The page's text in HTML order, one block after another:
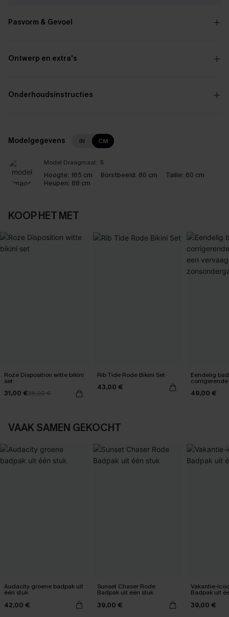
Pasvorm & Gevoel
Ontwerp en extra's
Onderhoudsinstructies
Modelgegevens IN CM
Model Draagmaat: S
Hoogte: 165 cm Borstbeeld: 80 cm Taille: 60 cm
Heupen: 88 cm
KOOP HET MET
Roze Disposition witte bikini
set
31,00 €35,00 €
Rib Tide Rode Bikini Set
43,00 €
Eendelig
een
49,00 €
VAAK SAMEN GEKOCHT
Audacity groene badpak uit
één stuk
42,00 €
Sunset Chaser Rode
Badpak uit één stuk
39,00 €
Vakantie-
Badpak uit
39,00 €